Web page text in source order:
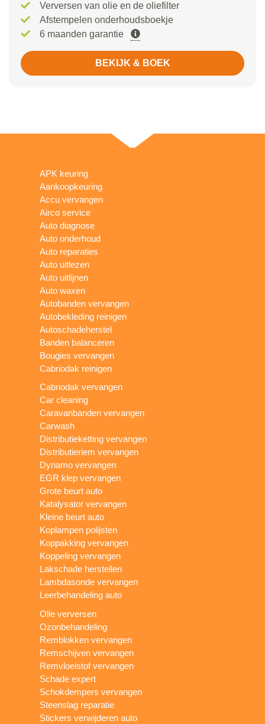
Verversen van olie en de oliefilter
Afstempelen onderhoudsboekje
6 maanden garantie
BEKIJK & BOEK
APK keuring
Aankoopkeuring
Accu vervangen
Airco service
Auto diagnose
Auto onderhoud
Auto reparaties
Auto uitlezen
Auto uitlijnen
Auto waxen
Autobanden vervangen
Autobekleding reinigen
Autoschadeherstel
Banden balanceren
Bougies vervangen
Cabriodak reinigen
Cabriodak vervangen
Car cleaning
Caravanbanden vervangen
Carwash
Distributieketting vervangen
Distributieriem vervangen
Dynamo vervangen
EGR klep vervangen
Grote beurt auto
Katalysator vervangen
Kleine beurt auto
Koplampen polijsten
Koppakking vervangen
Koppeling vervangen
Lakschade herstellen
Lambdasonde vervangen
Leerbehandeling auto
Olie verversen
Ozonbehandeling
Remblokken vervangen
Remschijven vervangen
Remvloeistof vervangen
Schade expert
Schokdempers vervangen
Steenslag reparatie
Stickers verwijderen auto